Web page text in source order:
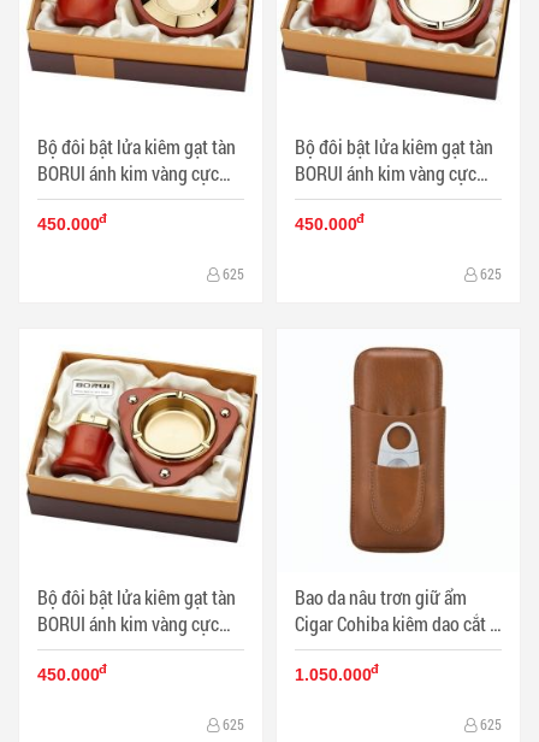
Bộ đôi bật lửa kiêm gạt tàn
BORUI ánh kim vàng cực
đẹp BR-06T MS77 010 - Mã
SP: BL00472
450.000đ
625
Bộ đôi bật lửa kiêm gạt tàn
BORUI ánh kim vàng cực
đẹp BR-05T MS77 007 - Mã
SP: BL00476
450.000đ
625
Bộ đôi bật lửa kiêm gạt tàn
BORUI ánh kim vàng cực
đẹp BR-02T MS77 011 - Mã
SP: BL00471
450.000đ
625
Bao da nâu trơn giữ ẩm
Cigar Cohiba kiêm dao cắt -
Mã SP: PKXG061
1.050.000đ
625